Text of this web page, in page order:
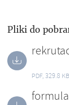
Pliki do
PDF, 329.8 KB